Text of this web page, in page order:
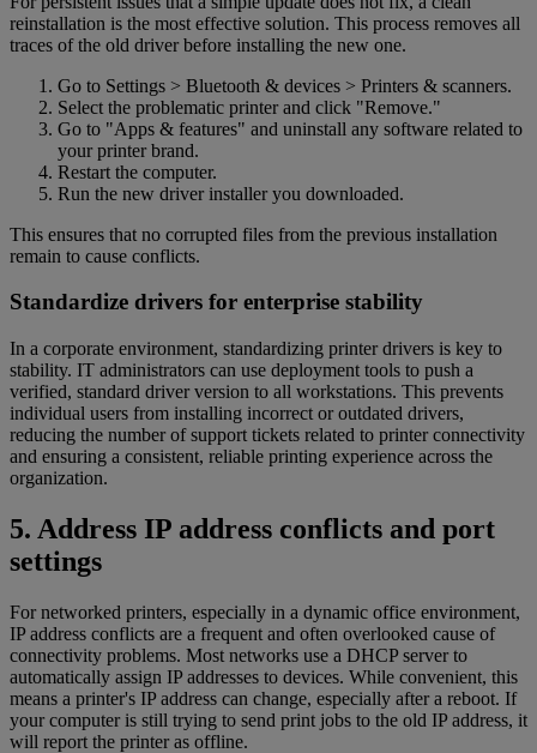
reinstallation is the most effective solution. This process removes all
traces of the old driver before installing the new one.
Go to Settings > Bluetooth & devices > Printers & scanners.
Select the problematic printer and click "Remove."
Go to "Apps & features" and uninstall any software related to
your printer brand.
Restart the computer.
Run the new driver installer you downloaded.
This ensures that no corrupted files from the previous installation
remain to cause conflicts.
Standardize drivers for enterprise stability
In a corporate environment, standardizing printer drivers is key to
stability. IT administrators can use deployment tools to push a
verified, standard driver version to all workstations. This prevents
individual users from installing incorrect or outdated drivers,
reducing the number of support tickets related to printer connectivity
and ensuring a consistent, reliable printing experience across the
organization.
5. Address IP address conflicts and port
settings
For networked printers, especially in a dynamic office environment,
IP address conflicts are a frequent and often overlooked cause of
connectivity problems. Most networks use a DHCP server to
automatically assign IP addresses to devices. While convenient, this
means a printer's IP address can change, especially after a reboot. If
your computer is still trying to send print jobs to the old IP address, it
will report the printer as offline.